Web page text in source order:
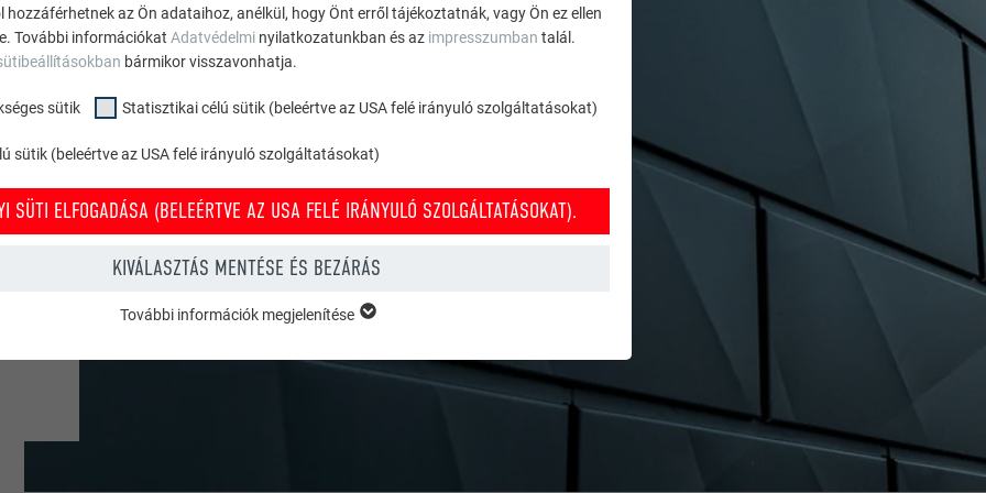
hozzáférhetnek az Ön adataihoz, anélkül, hogy Önt erről tájékoztatnák, vagy Ön ez ellen
További információkat Adatvédelmi nyilatkozatunkban és az impresszumban talál.
bármikor visszavonhatja.
sütik Statisztikai célú sütik (beleértve az USA felé irányuló szolgáltatásokat)
sütik (beleértve az USA felé irányuló szolgáltatásokat)
SÜTI ELFOGADÁSA (BELEÉRTVE AZ USA FELÉ IRÁNYULÓ SZOLGÁLTATÁSOKAT).
KIVÁLASZTÁS MENTÉSE ÉS BEZÁRÁS
biztosítható, hogy a weboldal kifogástalanul működjön.
További információk megjelenítése